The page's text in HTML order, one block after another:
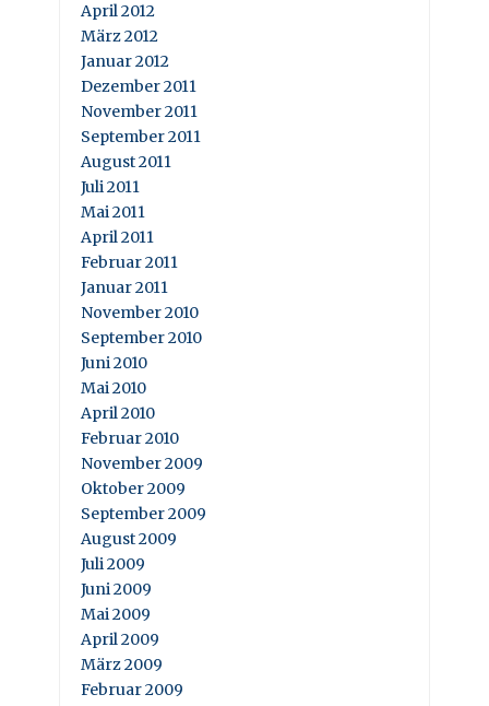
April 2012
März 2012
Januar 2012
Dezember 2011
November 2011
September 2011
August 2011
Juli 2011
Mai 2011
April 2011
Februar 2011
Januar 2011
November 2010
September 2010
Juni 2010
Mai 2010
April 2010
Februar 2010
November 2009
Oktober 2009
September 2009
August 2009
Juli 2009
Juni 2009
Mai 2009
April 2009
März 2009
Februar 2009